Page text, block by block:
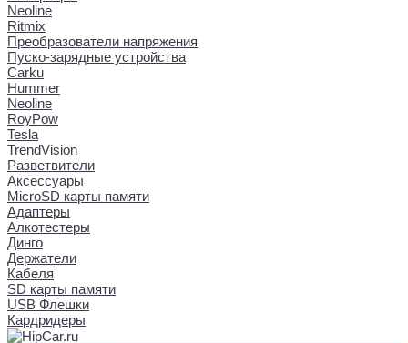
Neoline
Ritmix
Преобразователи напряжения
Пуско-зарядные устройства
Carku
Hummer
Neoline
RoyPow
Tesla
TrendVision
Разветвители
Аксессуары
MicroSD карты памяти
Адаптеры
Алкотестеры
Динго
Держатели
Кабеля
SD карты памяти
USB Флешки
Кардридеры